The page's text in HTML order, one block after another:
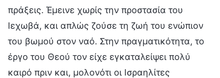
πράξεις. Έμεινε χωρίς την προστασία του
Ιεχωβά, και απλώς ζούσε τη ζωή του ενώπιον
του βωμού στον ναό. Στην πραγματικότητα, το
έργο του Θεού τον είχε εγκαταλείψει πολύ
καιρό πριν και, μολονότι οι Ισραηλίτες